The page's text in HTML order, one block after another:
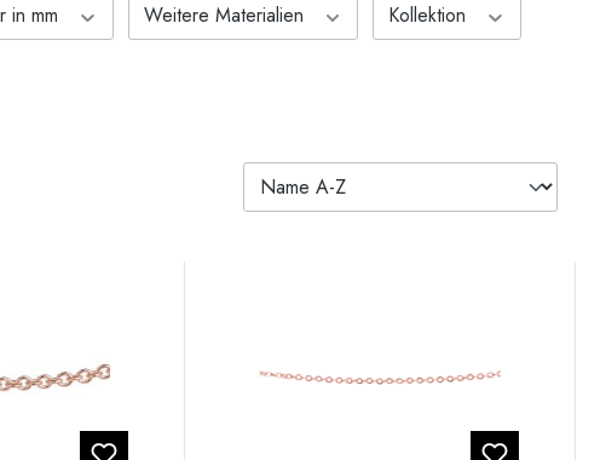
in mm Weitere Materialien Kollektion